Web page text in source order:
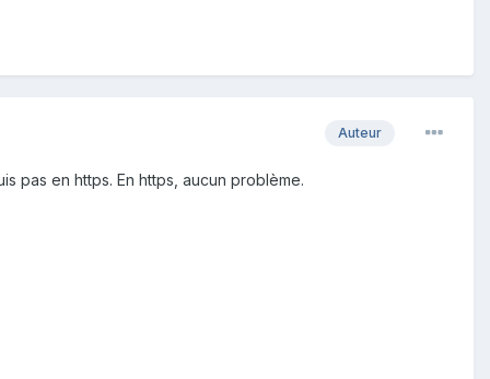
Auteur
pas en https. En https, aucun problème.